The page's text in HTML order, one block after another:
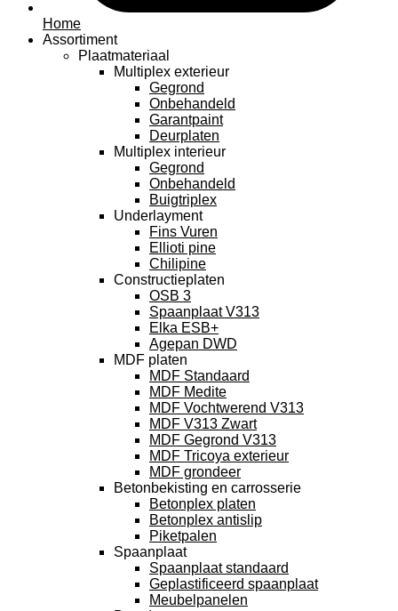
Home
Assortiment
Plaatmateriaal
Multiplex exterieur
Gegrond
Onbehandeld
Garantpaint
Deurplaten
Multiplex interieur
Gegrond
Onbehandeld
Buigtriplex
Underlayment
Fins Vuren
Ellioti pine
Chilipine
Constructieplaten
OSB 3
Spaanplaat V313
Elka ESB+
Agepan DWD
MDF platen
MDF Standaard
MDF Medite
MDF Vochtwerend V313
MDF V313 Zwart
MDF Gegrond V313
MDF Tricoya exterieur
MDF grondeer
Betonbekisting en carrosserie
Betonplex platen
Betonplex antislip
Piketpalen
Spaanplaat
Spaanplaat standaard
Geplastificeerd spaanplaat
Meubelpanelen